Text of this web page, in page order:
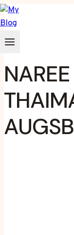
Zum
Inhalt
springen
NAREE